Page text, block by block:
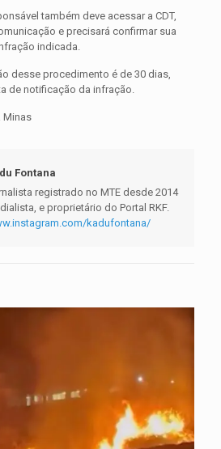
também deve acessar a CDT,
e precisará confirmar sua
indicada.
desse procedimento é de 30 dias,
de notificação da infração.
Minas
Fontana
registrado no MTE desde 2014
e proprietário do Portal RKF.
kadufontana/